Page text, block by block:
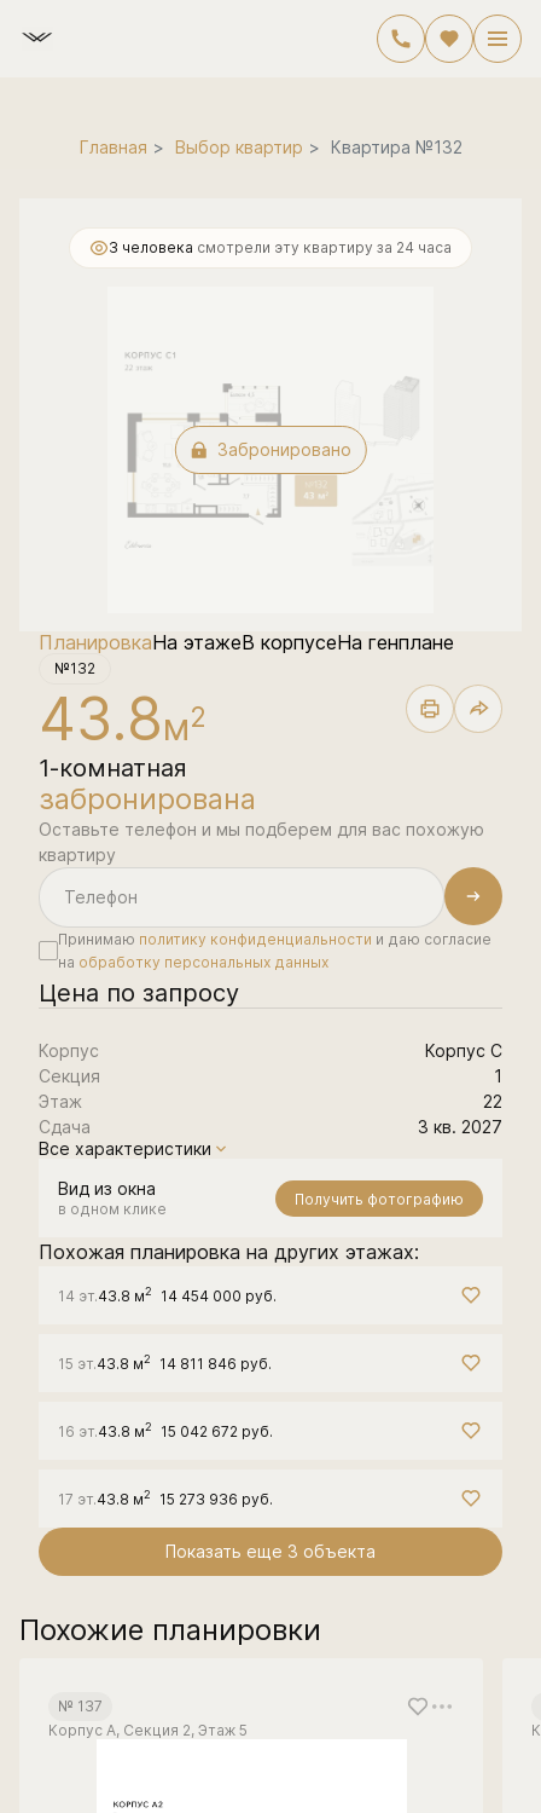
Главная Выбор квартир Квартира №132
1-комнатная 43.8 м Цена по запросу
3 человекa смотрели эту квартиру за 24 часа
Забронировано
ПланировкаНа этажеВ корпусеНа генплане
№132
43.8м2
1-комнатная
забронирована
Оставьте телефон и мы подберем для вас похожую
квартиру
Принимаю политику конфиденциальности и даю согласие
на обработку персональных данных
Цена по запросу
Корпус
Корпус С
Секция
1
Этаж
22
Сдача
3 кв. 2027
Все характеристики
Вид из окна
в одном клике
Получить фотографию
Похожая планировка на других этажах:
14 эт.43.8 м2 14 454 000 руб.
15 эт.43.8 м2 14 811 846 руб.
16 эт.43.8 м2 15 042 672 руб.
17 эт.43.8 м2 15 273 936 руб.
Показать еще 3 объектa
Похожие планировки
№ 137
Корпус А, Секция 2, Этаж 5